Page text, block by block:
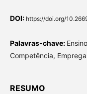
DOI: https://doi.org/
Palavras-chave:
Competência,
RESUMO